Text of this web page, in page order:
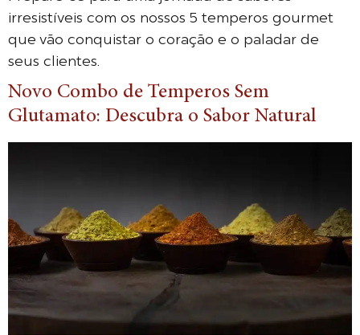
irresistíveis com os nossos 5 temperos gourmet
que vão conquistar o coração e o paladar de
seus clientes.
Novo Combo de Temperos Sem
Glutamato: Descubra o Sabor Natural